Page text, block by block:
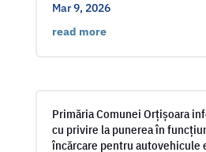
Mar 9, 2026
read more
Primăria Comunei Orțișoara
cu privire la punerea în
încărcare pentru autovehicule